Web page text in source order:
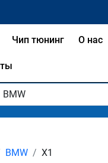
Чип тюнинг О нас
BMW X1